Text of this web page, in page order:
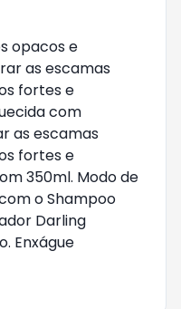
opacos e
as escamas
fortes e
com
as escamas
fortes e
350ml. Modo de
o Shampoo
Darling
Enxágue